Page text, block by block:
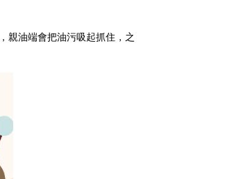
親油端會把油污吸起抓住，之